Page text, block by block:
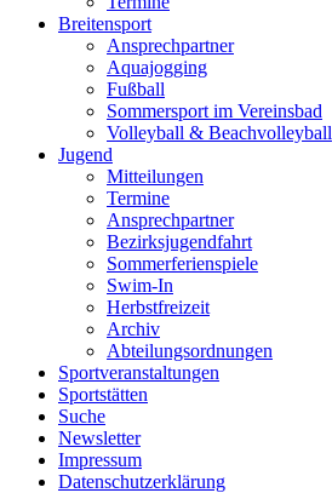
Breitensport
Ansprechpartner
Aquajogging
Fußball
Sommersport im Vereinsbad
Volleyball & Beachvolleyball
Jugend
Mitteilungen
Termine
Ansprechpartner
Bezirksjugendfahrt
Sommerferienspiele
Swim-In
Herbstfreizeit
Archiv
Abteilungsordnungen
Sportveranstaltungen
Sportstätten
Suche
Newsletter
Impressum
Datenschutzerklärung